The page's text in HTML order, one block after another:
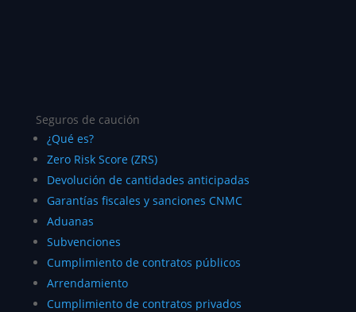
Seguros de caución
¿Qué es?
Zero Risk Score (ZRS)
Devolución de cantidades anticipadas
Garantías fiscales y sanciones CNMC
Aduanas
Subvenciones
Cumplimiento de contratos públicos
Arrendamiento
Cumplimiento de contratos privados